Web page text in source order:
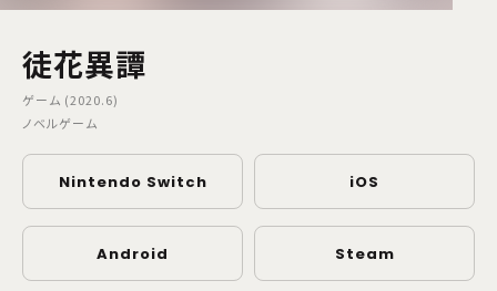
徒花異譚
ゲーム (2020.6)
ノベルゲーム
Nintendo Switch iOS
Android Steam